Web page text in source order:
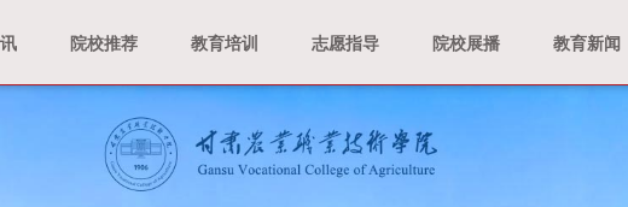
院校推荐 教育培训 志愿指导 院校展播 教育新闻